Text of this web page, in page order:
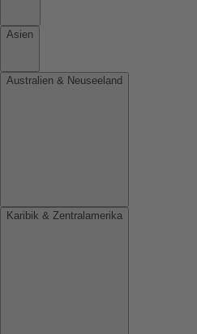
Asien
Australien & Neuseeland
Karibik & Zentralamerika